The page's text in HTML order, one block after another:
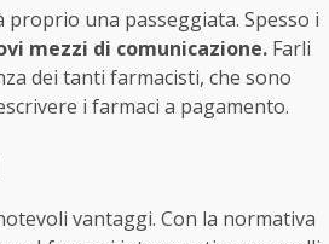
una passeggiata. Spesso i
mezzi di comunicazione. Farli
dei tanti farmacisti, che sono
i farmaci a pagamento.
vantaggi. Con la normativa